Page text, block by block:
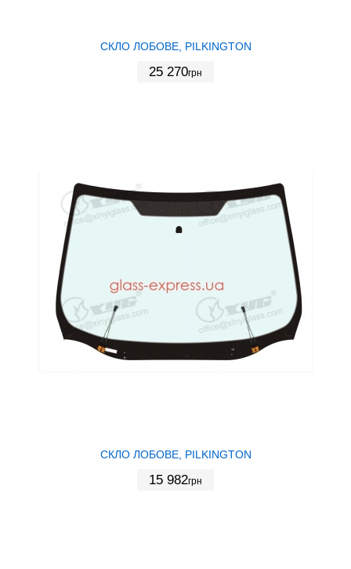
СКЛО ЛОБОВЕ, PILKINGTON
25 270грн
СКЛО ЛОБОВЕ, PILKINGTON
15 982грн